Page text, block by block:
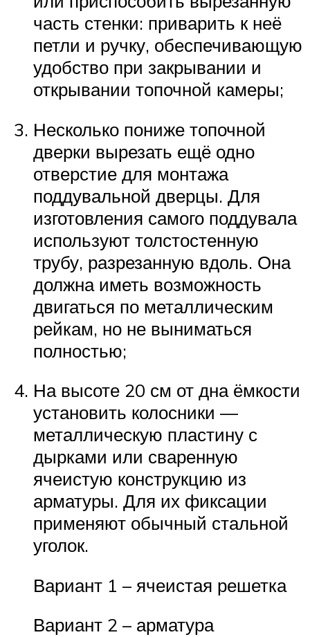
часть стенки: приварить к неё
петли и ручку, обеспечивающую
удобство при закрывании и
открывании топочной камеры;
Несколько пониже топочной
дверки вырезать ещё одно
отверстие для монтажа
поддувальной дверцы. Для
изготовления самого поддувала
используют толстостенную
трубу, разрезанную вдоль. Она
должна иметь возможность
двигаться по металлическим
рейкам, но не выниматься
полностью;
На высоте 20 см от дна ёмкости
установить колосники —
металлическую пластину с
дырками или сваренную
ячеистую конструкцию из
арматуры. Для их фиксации
применяют обычный стальной
уголок.
Вариант 1 – ячеистая решетка
Вариант 2 – арматура